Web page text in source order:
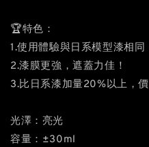
🏆特色：
1.使用體驗與日系模型漆相
2.漆膜更強，遮蓋力佳！
3.比日系漆加量20%以上，
光澤：亮光
容量：±30ml